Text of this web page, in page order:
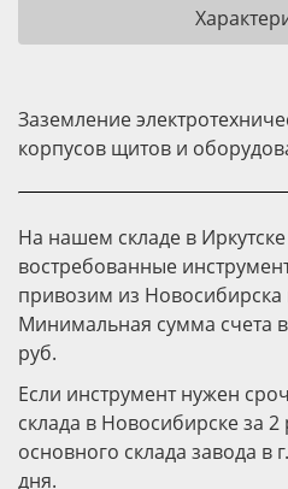
Заземление
корпусов щитов и
На нашем складе в
востребованные
привозим из Новосибирска
Минимальная сумма счета
руб.
Если инструмент нужен
склада в Новосибирске за 2
основного склада завода в
дня.